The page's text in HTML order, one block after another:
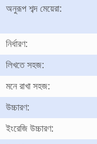
অনুরূপ শব্দ মেয়েরা:
নির্ধারণ:
লিখতে সহজ:
মনে রাখা সহজ:
উচ্চারণ:
ইংরেজি উচ্চারণ: